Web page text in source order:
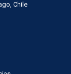
Chile